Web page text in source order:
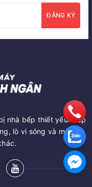
ĐĂNG KÝ
nhà bếp thiết yếu: Bếp
lò vi sóng và một số